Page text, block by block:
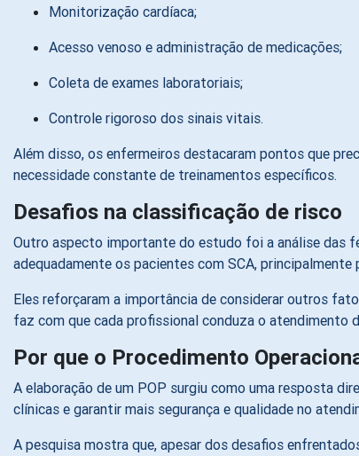
Monitorização cardíaca;
Acesso venoso e administração de medicações;
Coleta de exames laboratoriais;
Controle rigoroso dos sinais vitais.
Além disso, os enfermeiros destacaram pontos que
necessidade constante de treinamentos específicos.
Desafios na classificação de risco
Outro aspecto importante do estudo foi a análise das
adequadamente os pacientes com SCA,
Eles reforçaram a importância de considerar outros
faz com que cada profissional conduza o atendimento
Por que o Procedimento
A elaboração de um POP surgiu como uma resposta
clínicas e garantir mais segurança e qualidade no
A pesquisa mostra que, apesar dos desafios